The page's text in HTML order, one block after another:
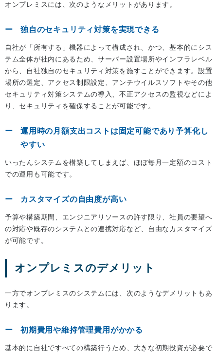
オンプレミスには、次のようなメリットがあります。
独自のセキュリティ対策を実現できる
自社が「所有する」機器によって構成され、かつ、基本的にシス
テム全体が社内にあるため、サーバー設置場所やインフラレベル
から、自社独自のセキュリティ対策を施すことができます。設置
場所の選定、アクセス制限設定、アンチウイルスソフトやその他
セキュリティ対策システムの導入、不正アクセスの監視などによ
り、セキュリティを確保することが可能です。
運用時の月額支出コストは固定可能であり予算化し
やすい
いったんシステムを構築してしまえば、ほぼ毎月一定額のコスト
での運用も可能です。
カスタマイズの自由度が高い
予算や構築期間、エンジニアリソースの許す限り、社員の要望へ
の対応や既存のシステムとの連携対応など、自由なカスタマイズ
が可能です。
オンプレミスのデメリット
一方でオンプレミスのシステムには、次のようなデメリットもあ
ります。
初期費用や維持管理費用がかかる
基本的に自社ですべての構築行うため、大きな初期投資が必要で